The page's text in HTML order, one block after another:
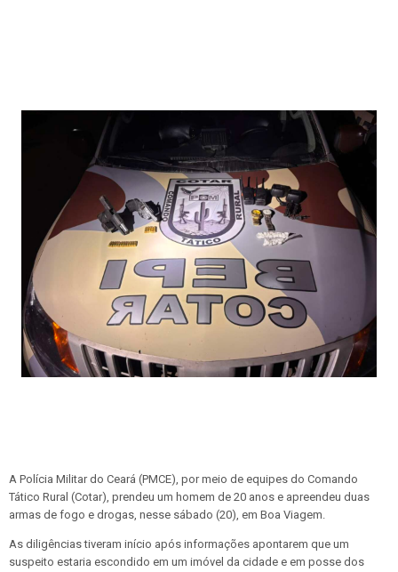
A Polícia Militar do Ceará (PMCE), por meio de equipes do Comando
Tático Rural (Cotar), prendeu um homem de 20 anos e apreendeu duas
armas de fogo e drogas, nesse sábado (20), em Boa Viagem.
As diligências tiveram início após informações apontarem que um
suspeito estaria escondido em um imóvel da cidade e em posse dos